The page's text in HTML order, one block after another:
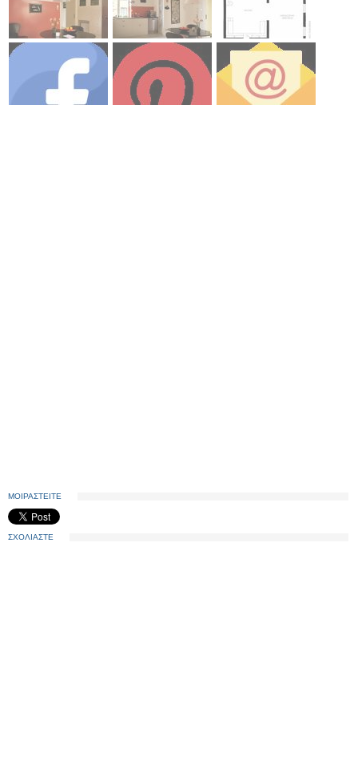
ΜΟΙΡΑΣΤΕΙΤΕ
ΣΧΟΛΙΑΣΤΕ